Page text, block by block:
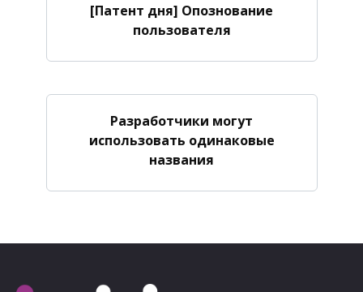
[Патент дня] Опознование
пользователя
Разработчики могут
использовать одинаковые
названия